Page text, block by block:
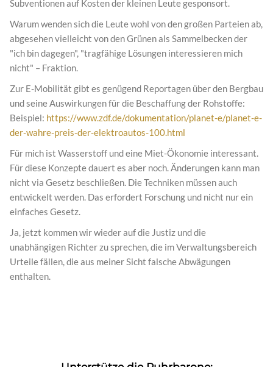
Subventionen auf Kosten der kleinen Leute gesponsort.
Warum wenden sich die Leute wohl von den großen Parteien ab,
abgesehen vielleicht von den Grünen als Sammelbecken der
"ich bin dagegen", "tragfähige Lösungen interessieren mich
nicht" – Fraktion.
Zur E-Mobilität gibt es genügend Reportagen über den Bergbau
und seine Auswirkungen für die Beschaffung der Rohstoffe:
Beispiel: https://www.zdf.de/dokumentation/planet-e/planet-e-
der-wahre-preis-der-elektroautos-100.html
Für mich ist Wasserstoff und eine Miet-Ökonomie interessant.
Für diese Konzepte dauert es aber noch. Änderungen kann man
nicht via Gesetz beschließen. Die Techniken müssen auch
entwickelt werden. Das erfordert Forschung und nicht nur ein
einfaches Gesetz.
Ja, jetzt kommen wir wieder auf die Justiz und die
unabhängigen Richter zu sprechen, die im Verwaltungsbereich
Urteile fällen, die aus meiner Sicht falsche Abwägungen
enthalten.